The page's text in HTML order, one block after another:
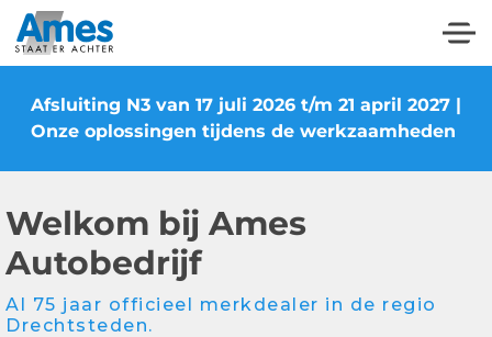
Afsluiting N3 van 17 juli 2026 t/m 21 april 2027 |
Onze oplossingen tijdens de werkzaamheden
Welkom bij Ames
Autobedrijf
Al 75 jaar officieel merkdealer in de regio
Drechtsteden.